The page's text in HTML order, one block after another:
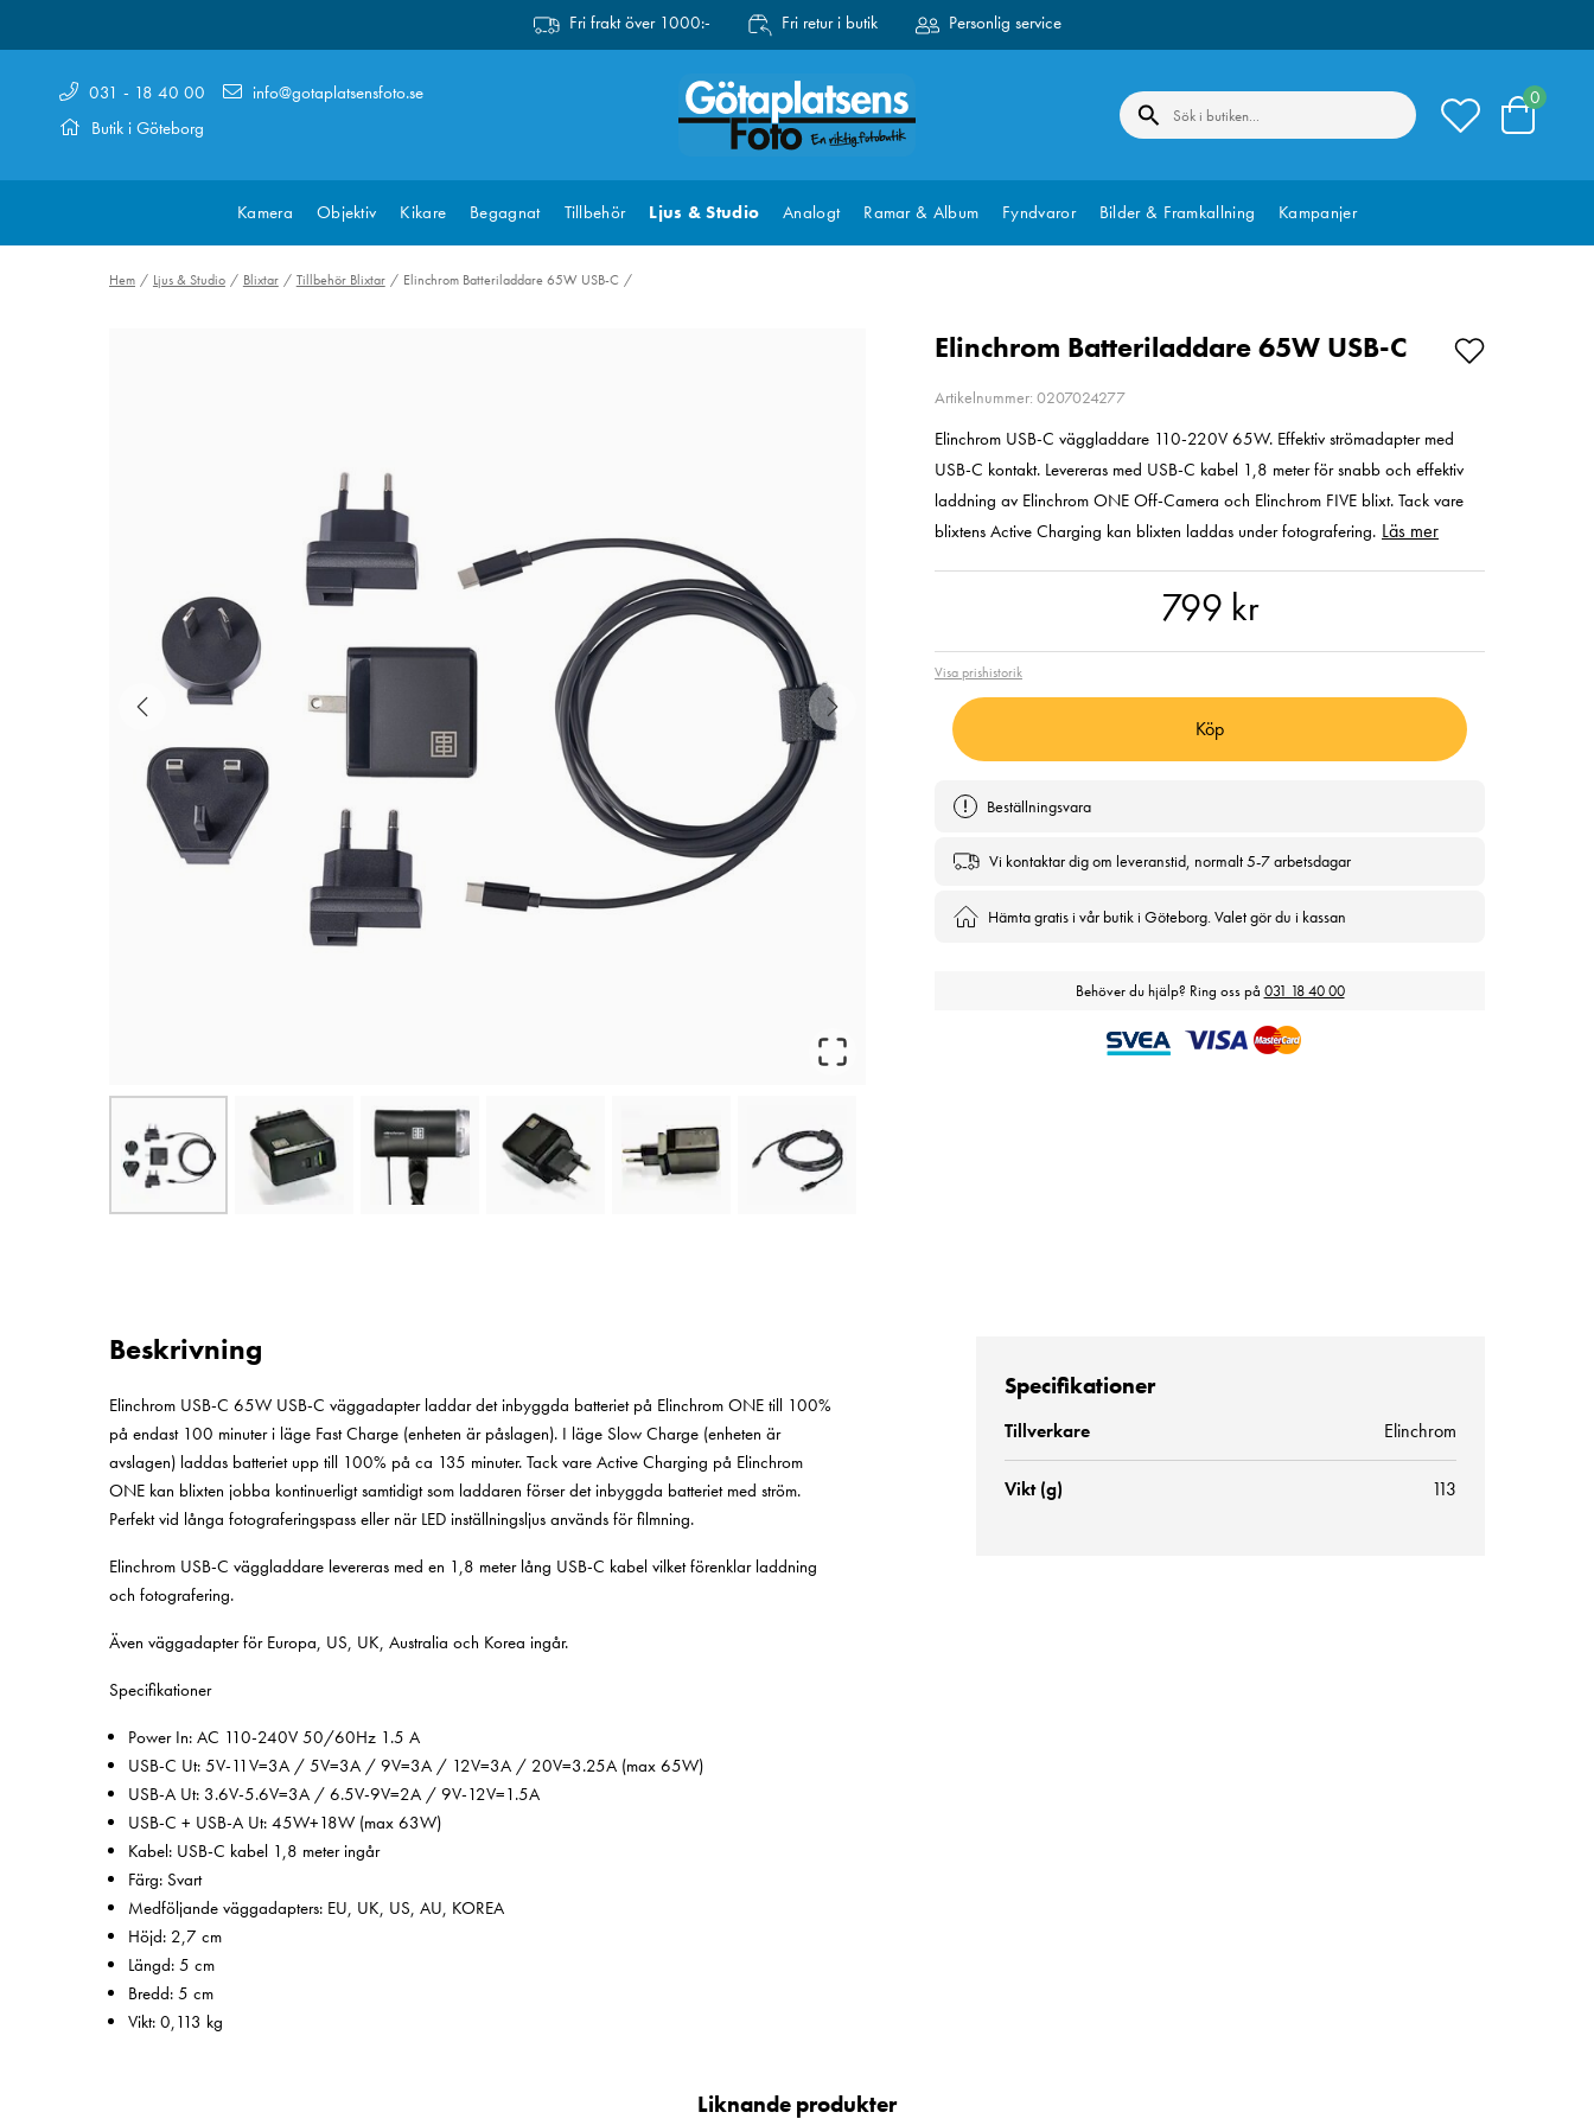
Fri frakt över 1000:- Fri retur i butik Personlig service
031 - 18 40 00
Butik i Göteborg
info@gotaplatsensfoto.se 0
Kamera Objektiv Kikare Begagnat Tillbehör Ljus & Studio Analogt Ramar & Album Fyndvaror Bilder & Framkallning Kampanjer
Hem Ljus & Studio Blixtar Tillbehör Blixtar Elinchrom Batteriladdare 65W USB-C
Elinchrom Batteriladdare 65W USB-C
Artikelnummer: 0207024277
Elinchrom USB-C väggladdare 110-220V 65W. Effektiv strömadapter med
USB-C kontakt. Levereras med USB-C kabel 1,8 meter för snabb och effektiv
laddning av Elinchrom ONE Off-Camera och Elinchrom FIVE blixt. Tack vare
blixtens Active Charging kan blixten laddas under fotografering. Läs mer
799 kr
Visa prishistorik
Köp
Beställningsvara
Vi kontaktar dig om leveranstid, normalt 5-7 arbetsdagar
Hämta gratis i vår butik i Göteborg. Valet gör du i kassan
Behöver du hjälp? Ring oss på 031 18 40 00
Beskrivning
Elinchrom USB-C 65W USB-C väggadapter laddar det inbyggda batteriet på Elinchrom ONE till 100%
på endast 100 minuter i läge Fast Charge (enheten är påslagen). I läge Slow Charge (enheten är
avslagen) laddas batteriet upp till 100% på ca 135 minuter. Tack vare Active Charging på Elinchrom
ONE kan blixten jobba kontinuerligt samtidigt som laddaren förser det inbyggda batteriet med ström.
Perfekt vid långa fotograferingspass eller när LED inställningsljus används för filmning.
Elinchrom USB-C väggladdare levereras med en 1,8 meter lång USB-C kabel vilket förenklar laddning
och fotografering.
Även väggadapter för Europa, US, UK, Australia och Korea ingår.
Specifikationer
Power In: AC 110-240V 50/60Hz 1.5 A
USB-C Ut: 5V-11V=3A / 5V=3A / 9V=3A / 12V=3A / 20V=3.25A (max 65W)
USB-A Ut: 3.6V-5.6V=3A / 6.5V-9V=2A / 9V-12V=1.5A
USB-C + USB-A Ut: 45W+18W (max 63W)
Kabel: USB-C kabel 1,8 meter ingår
Färg: Svart
Medföljande väggadapters: EU, UK, US, AU, KOREA
Höjd: 2,7 cm
Längd: 5 cm
Bredd: 5 cm
Vikt: 0,113 kg
Specifikationer
Tillverkare Elinchrom
Vikt (g) 113
Liknande produkter